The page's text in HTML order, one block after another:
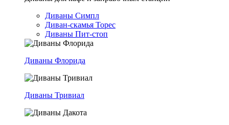
Диваны Симпл
Диван-скамья Торес
Диваны Пит-стоп
Диваны Флорида
Диваны Тривиал